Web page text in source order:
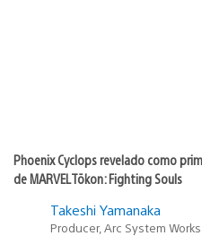
Phoenix Cyclops revelado como
de MARVEL Tōkon: Fighting Souls
Takeshi Yamanaka
Producer, Arc System Works